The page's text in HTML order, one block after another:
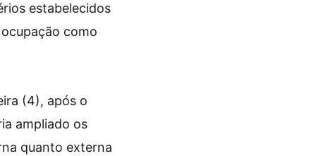
estabelecidos
como
(4), após o
ampliado os
quanto externa